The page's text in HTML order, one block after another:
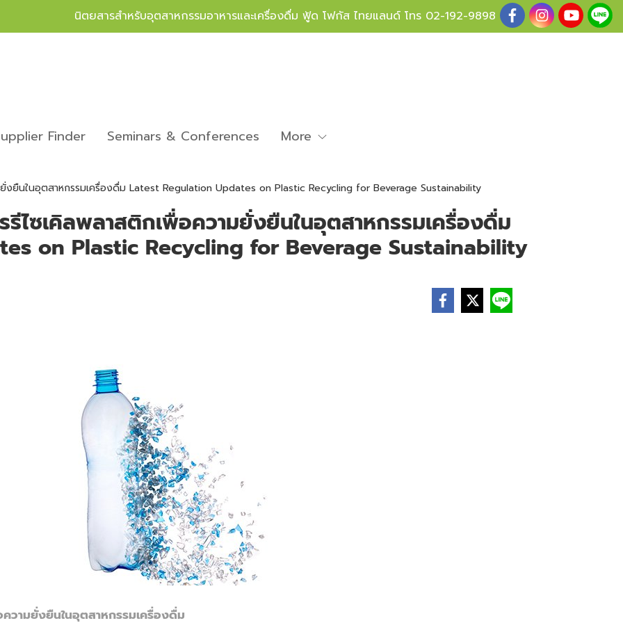
นิตยสารสำหรับอุตสาหกรรมอาหารและเครื่องดื่ม ฟู้ด โฟกัส ไทยแลนด์ โทร 02-192-9898
Finder Seminars & Conferences More
ยั่งยืนในอุตสาหกรรมเครื่องดื่ม Latest Regulation Updates on Plastic Recycling for Beverage Sustainability
รีไซเคิลพลาสติกเพื่อความยั่งยืนในอุตสาหกรรมเครื่องดื่ม
on Plastic Recycling for Beverage Sustainability
วามยั่งยืนในอุตสาหกรรมเครื่องดื่ม